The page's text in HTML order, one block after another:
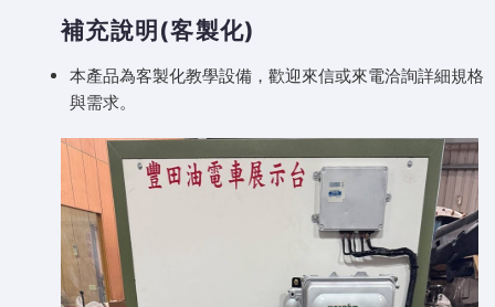
補充說明(客製化)
本產品為客製化教學設備，歡迎來信或來電洽詢詳細規格
與需求。